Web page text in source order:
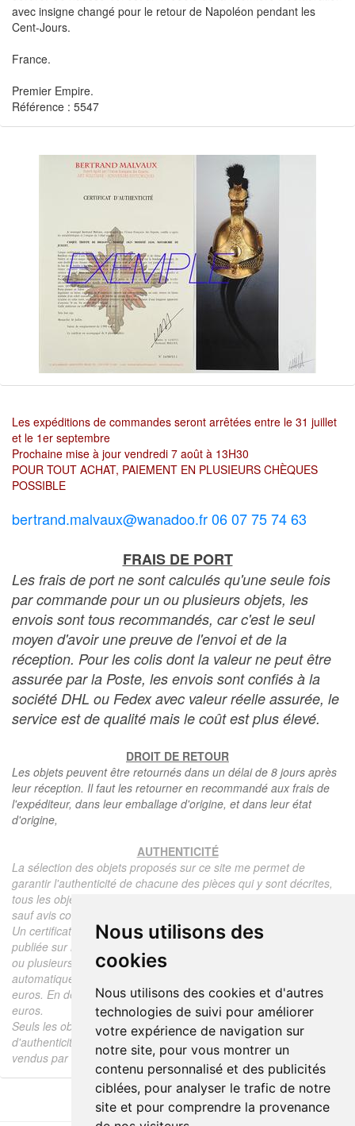
Nous utilisons des
cookies
Nous utilisons des cookies et d'autres
technologies de suivi pour améliorer
votre expérience de navigation sur
notre site, pour vous montrer un
contenu personnalisé et des publicités
ciblées, pour analyser le trafic de notre
site et pour comprendre la provenance
avec insigne changé pour le retour de Napoléon pendant les
Cent-Jours.
France.
Premier Empire.
Référence : 5547
Les expéditions de commandes seront arrêtées entre le 31 juillet
et le 1er septembre
Prochaine mise à jour vendredi 7 août à 13H30
POUR TOUT ACHAT, PAIEMENT EN PLUSIEURS CHÈQUES
POSSIBLE
bertrand.malvaux@wanadoo.fr 06 07 75 74 63
FRAIS DE PORT
Les frais de port ne sont calculés qu'une seule fois
par commande pour un ou plusieurs objets, les
envois sont tous recommandés, car c'est le seul
moyen d'avoir une preuve de l'envoi et de la
réception. Pour les colis dont la valeur ne peut être
assurée par la Poste, les envois sont confiés à la
société DHL ou Fedex avec valeur réelle assurée, le
service est de qualité mais le coût est plus élevé.
DROIT DE RETOUR
Les objets peuvent être retournés dans un délai de 8 jours après
leur réception. Il faut les retourner en recommandé aux frais de
l'expéditeur, dans leur emballage d'origine, et dans leur état
d'origine,
AUTHENTICITÉ
La sélection des objets proposés sur ce site me permet de
garantir l'authenticité de chacune des pièces qui y sont décrites,
tous les objets proposés sont garantis d'époque et authentiques,
sauf avis contraire ou restriction dans la description.
Un certificat d'authenticité de l'objet reprenant la description
publiée sur le site, l'époque, le prix de vente, accompagné d'une
ou plusieurs photographies en couleurs est communiqué
automatiquement pour tout objet dont le prix est supérieur à 130
euros. En dessous de ce prix chaque certificat est facturé 5
euros.
Seuls les objets vendus par mes soins font l'objet d'un certificat
d'authenticité, je ne fais aucun rapport d'expertise pour les objets
vendus par des tiers (confrères ou collectionneurs).